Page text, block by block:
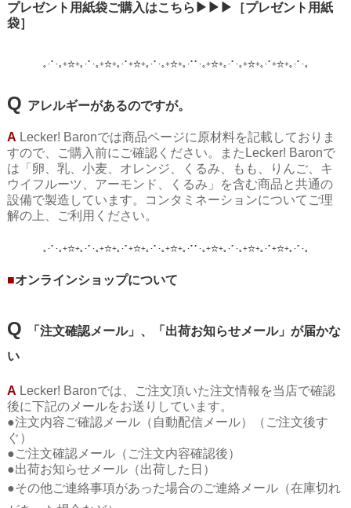
プレゼント用紙袋ご購入はこちら▶▶▶［プレゼント用紙
袋］
｡･ﾟ･｡+☆+｡･ﾟ･｡+☆+｡･ﾟ+☆+｡･ﾟ･｡+☆+｡･ﾟﾟ･｡+☆+｡･ﾟ･｡+☆+｡･ﾟ+☆+｡･ﾟ･｡
Q アレルギーがあるのですが。
A Lecker! Baronでは商品ページに原材料を記載しておりま
すので、ご購入前にご確認ください。また Lecker! Baronで
は「 卵、乳、小麦、オレンジ、くるみ、もも、りんご、キ
ウイフルーツ、アーモンド、くるみ 」
を含む商品と共通の
設備で製造しています。コンタミネーションについてご理
解の上、ご利用ください。
｡･ﾟ･｡+☆+｡･ﾟ･｡+☆+｡･ﾟ+☆+｡･ﾟ･｡+☆+｡･ﾟﾟ･｡+☆+｡･ﾟ･｡+☆+｡･ﾟ+☆+｡･ﾟ･｡
■オンラインショップについて
Q
「注文確認メール」、「出荷お知らせメール」が届かな
い
A Lecker! Baronでは、ご注文頂いた注文情報を当店で確認
後に下記のメールをお送りしています。
●注文内容ご確認メール（自動配信メール）（ご注文後す
ぐ）
●ご注文確認メール（ご注文内容確認後）
●出荷お知らせメール（出荷した日）
●その他ご連絡事項があった場合のご連絡メール（在庫切れ